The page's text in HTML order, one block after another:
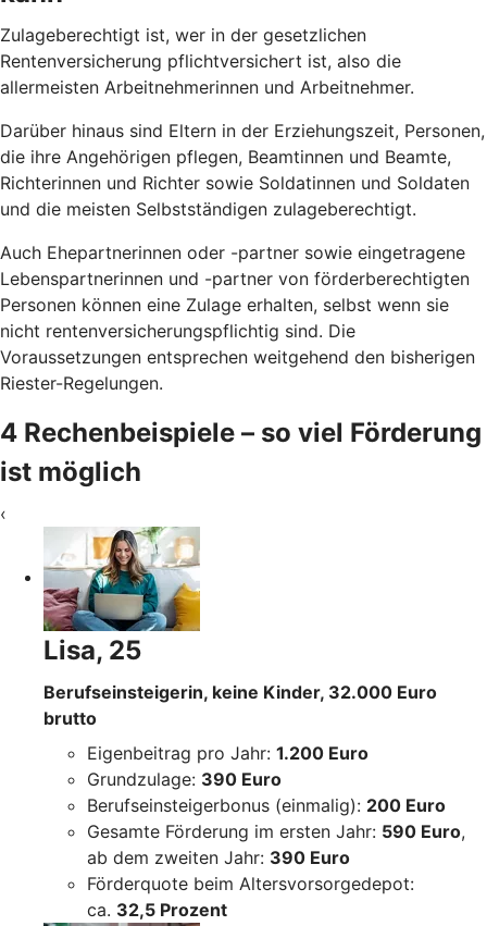
Zulageberechtigt ist, wer in der gesetzlichen
Rentenversicherung pflichtversichert ist, also die
allermeisten Arbeitnehmerinnen und Arbeitnehmer.
Darüber hinaus sind Eltern in der Erziehungszeit, Personen,
die ihre Angehörigen pflegen, Beamtinnen und Beamte,
Richterinnen und Richter sowie Soldatinnen und Soldaten
und die meisten Selbstständigen zulageberechtigt.
Auch Ehepartnerinnen oder -partner sowie eingetragene
Lebenspartnerinnen und -partner von förderberechtigten
Personen können eine Zulage erhalten, selbst wenn sie
nicht rentenversicherungspflichtig sind. Die
Voraussetzungen entsprechen weitgehend den bisherigen
Riester-Regelungen.
4 Rechenbeispiele – so viel Förderung
ist möglich
‹
Lisa, 25
Berufseinsteigerin, keine Kinder, 32.000 Euro
brutto
Eigenbeitrag pro Jahr: 1.200 Euro
Grundzulage: 390 Euro
Berufseinsteigerbonus (einmalig): 200 Euro
Gesamte Förderung im ersten Jahr: 590 Euro,
ab dem zweiten Jahr: 390 Euro
Förderquote beim Altersvorsorgedepot:
ca. 32,5 Prozent